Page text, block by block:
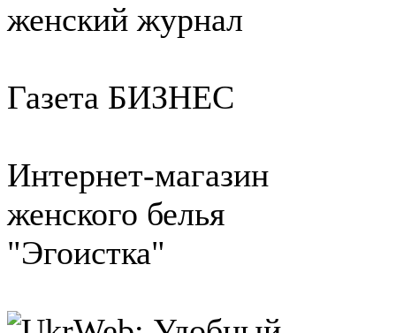
женский журнал
Газета БИЗНЕС
Интернет-магазин
женского белья
"Эгоистка"